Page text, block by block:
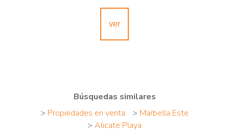
ver
Búsquedas similares
> Propiedades en venta > Marbella Este
> Alicate Playa